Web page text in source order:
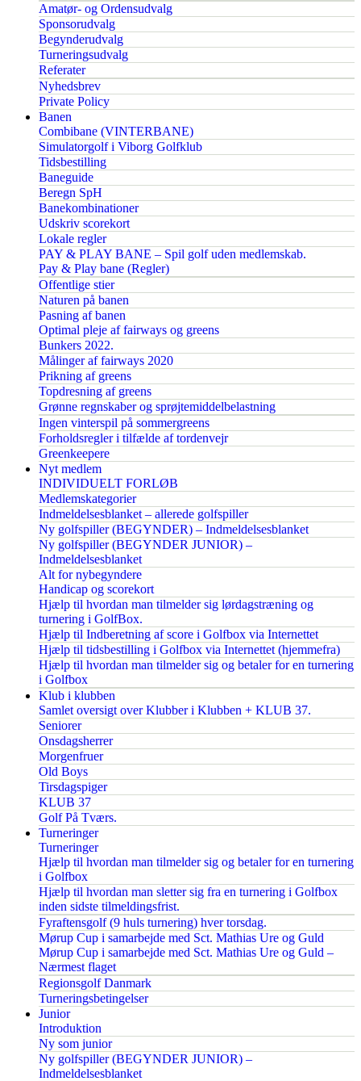
Amatør- og Ordensudvalg
Sponsorudvalg
Begynderudvalg
Turneringsudvalg
Referater
Nyhedsbrev
Private Policy
Banen
Combibane (VINTERBANE)
Simulatorgolf i Viborg Golfklub
Tidsbestilling
Baneguide
Beregn SpH
Banekombinationer
Udskriv scorekort
Lokale regler
PAY & PLAY BANE – Spil golf uden medlemskab.
Pay & Play bane (Regler)
Offentlige stier
Naturen på banen
Pasning af banen
Optimal pleje af fairways og greens
Bunkers 2022.
Målinger af fairways 2020
Prikning af greens
Topdresning af greens
Grønne regnskaber og sprøjtemiddelbelastning
Ingen vinterspil på sommergreens
Forholdsregler i tilfælde af tordenvejr
Greenkeepere
Nyt medlem
INDIVIDUELT FORLØB
Medlemskategorier
Indmeldelsesblanket – allerede golfspiller
Ny golfspiller (BEGYNDER) – Indmeldelsesblanket
Ny golfspiller (BEGYNDER JUNIOR) –
Indmeldelsesblanket
Alt for nybegyndere
Handicap og scorekort
Hjælp til hvordan man tilmelder sig lørdagstræning og
turnering i GolfBox.
Hjælp til Indberetning af score i Golfbox via Internettet
Hjælp til tidsbestilling i Golfbox via Internettet (hjemmefra)
Hjælp til hvordan man tilmelder sig og betaler for en turnering
i Golfbox
Klub i klubben
Samlet oversigt over Klubber i Klubben + KLUB 37.
Seniorer
Onsdagsherrer
Morgenfruer
Old Boys
Tirsdagspiger
KLUB 37
Golf På Tværs.
Turneringer
Turneringer
Hjælp til hvordan man tilmelder sig og betaler for en turnering
i Golfbox
Hjælp til hvordan man sletter sig fra en turnering i Golfbox
inden sidste tilmeldingsfrist.
Fyraftensgolf (9 huls turnering) hver torsdag.
Mørup Cup i samarbejde med Sct. Mathias Ure og Guld
Mørup Cup i samarbejde med Sct. Mathias Ure og Guld –
Nærmest flaget
Regionsgolf Danmark
Turneringsbetingelser
Junior
Introduktion
Ny som junior
Ny golfspiller (BEGYNDER JUNIOR) –
Indmeldelsesblanket